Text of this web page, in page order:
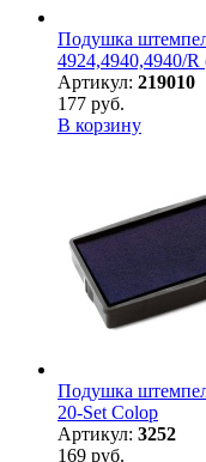
Подушка
4924,4940,4940/R
Артикул: 219010
177 руб.
В корзину
Подушка
20-Set Colop
Артикул: 3252
169 руб.